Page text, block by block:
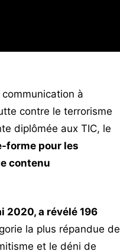
à
contre le terrorisme
diplômée aux TIC, le
forme pour les
contenu
2020, a révélé 196
la plus répandue de
et le déni de